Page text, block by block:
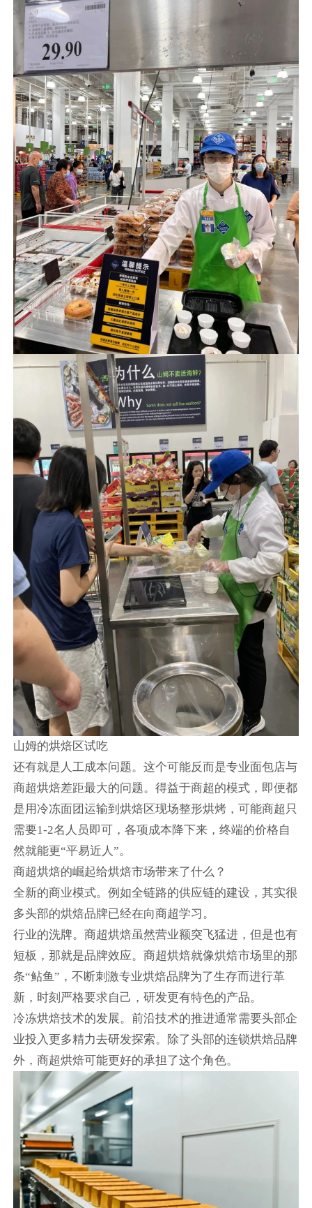
山姆的烘焙区试吃
还有就是人工成本问题。这个可能反而是专业面包店与
商超烘焙差距最大的问题。得益于商超的模式，即便都
是用冷冻面团运输到烘焙区现场整形烘烤，可能商超只
需要1-2名人员即可，各项成本降下来，终端的价格自
然就能更“平易近人”。
商超烘焙的崛起给烘焙市场带来了什么？
全新的商业模式。例如全链路的供应链的建设，其实很
多头部的烘焙品牌已经在向商超学习。
行业的洗牌。商超烘焙虽然营业额突飞猛进，但是也有
短板，那就是品牌效应。商超烘焙就像烘焙市场里的那
条“鲇鱼”，不断刺激专业烘焙品牌为了生存而进行革
新，时刻严格要求自己，研发更有特色的产品。
冷冻烘焙技术的发展。前沿技术的推进通常需要头部企
业投入更多精力去研发探索。除了头部的连锁烘焙品牌
外，商超烘焙可能更好的承担了这个角色。